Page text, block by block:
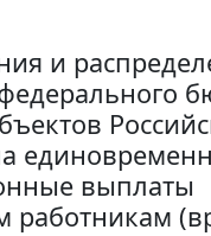
и
выплаты
работникам